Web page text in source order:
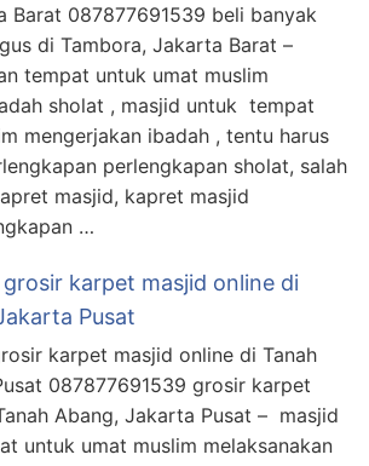
Barat 087877691539 beli banyak
di Tambora, Jakarta Barat –
tempat untuk umat muslim
sholat , masjid untuk tempat
mengerjakan ibadah , tentu harus
perlengkapan sholat, salah
masjid, kapret masjid
…
karpet masjid online di
Pusat
karpet masjid online di Tanah
087877691539 grosir karpet
Abang, Jakarta Pusat – masjid
untuk umat muslim melaksanakan